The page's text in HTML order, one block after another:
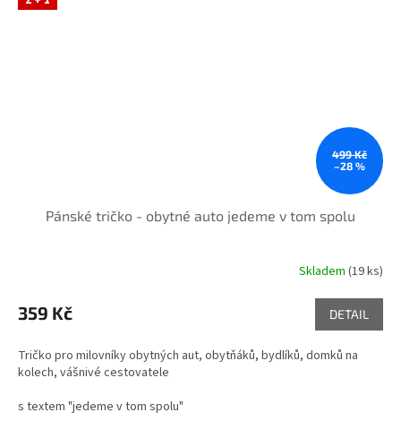
499 Kč
–28 %
Pánské tričko - obytné auto jedeme v tom spolu
Skladem (19 ks)
359 Kč DETAIL
Tričko pro milovníky obytných aut, obytňáků, bydlíků, domků na
kolech, vášnivé cestovatele
s textem "jedeme v tom spolu"